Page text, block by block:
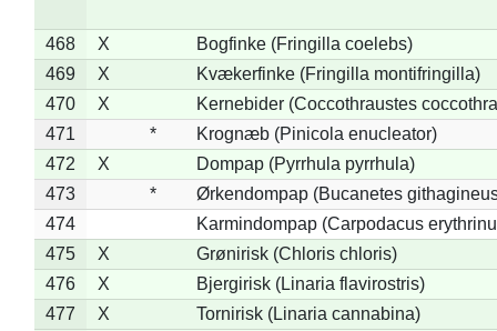
468 X
Bogfinke (Fringilla coelebs)
469
X
Kvækerfinke (Fringilla montifringilla)
470
X
Kernebider (Coccothraustes
471
*
Krognæb (Pinicola enucleator)
472
X
Dompap (Pyrrhula pyrrhula)
473
*
Ørkendompap (Bucanetes
474
Karmindompap (Carpodacus
475
X
Grønirisk (Chloris chloris)
476
X
Bjergirisk (Linaria flavirostris)
477
X
Tornirisk (Linaria cannabina)